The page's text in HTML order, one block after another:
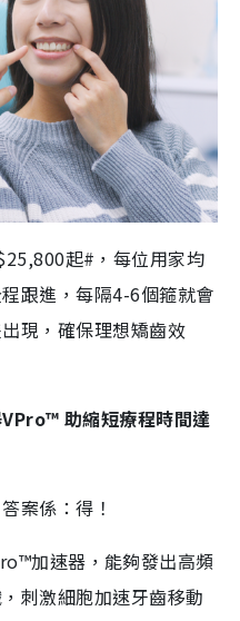
起#，每位用家均
跟進，每隔4-6個箍就會
現，確保理想矯齒效
助縮短療程時間達
案係：得！
加速器，能夠發出高頻
刺激細胞加速牙齒移動